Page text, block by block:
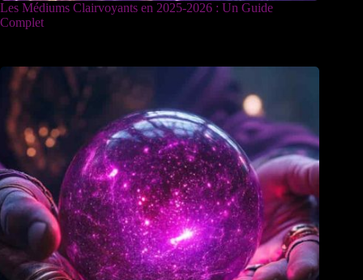
Les Médiums Clairvoyants en 2025-2026 : Un Guide
Complet